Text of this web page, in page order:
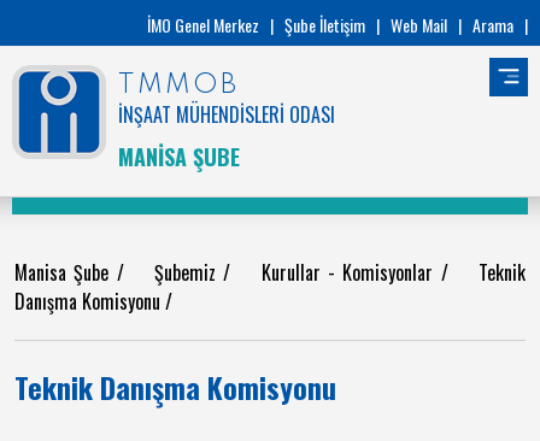
İMO Genel Merkez | Şube İletişim | Web Mail | Arama |
TMMOB
İNŞAAT MÜHENDİSLERİ ODASI
MANİSA ŞUBE
Manisa Şube /Şubemiz/ Kurullar - Komisyonlar / Teknik
Danışma Komisyonu /
Teknik Danışma Komisyonu